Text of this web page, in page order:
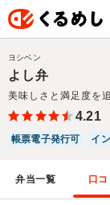
よし弁
美味しさと満足度を
ヨシベン
4.21
帳票電子発行可
イ
弁当一覧 口コ